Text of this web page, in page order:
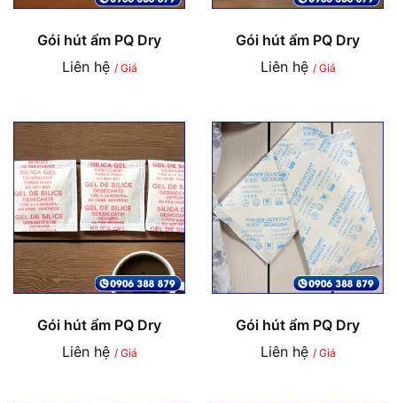
Gói hút ẩm PQ Dry
Liên hệ / Giá
Gói hút ẩm PQ Dry
Liên hệ / Giá
Gói hút ẩm PQ Dry
Liên hệ / Giá
Gói hút ẩm PQ Dry
Liên hệ / Giá